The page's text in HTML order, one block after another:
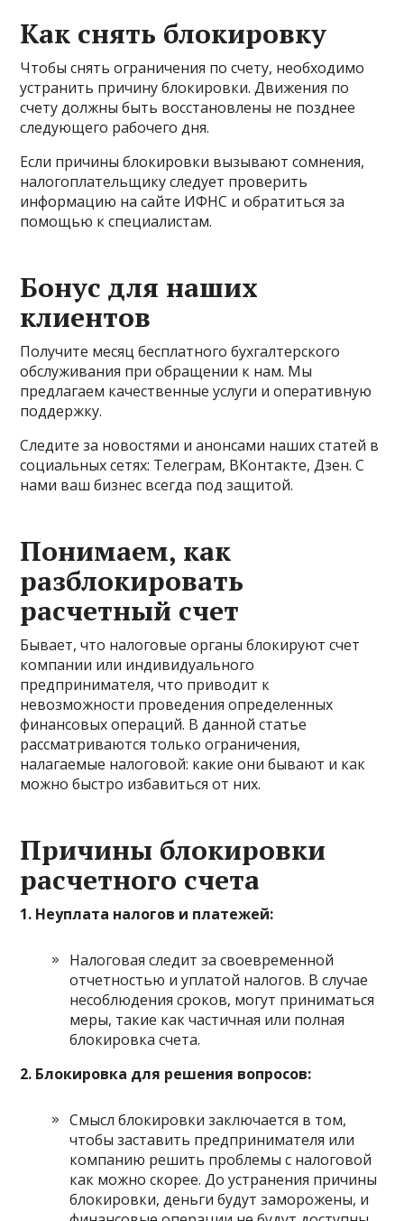
Как снять блокировку
Чтобы снять ограничения по счету, необходимо
устранить причину блокировки. Движения по
счету должны быть восстановлены не позднее
следующего рабочего дня.
Если причины блокировки вызывают сомнения,
налогоплательщику следует проверить
информацию на сайте ИФНС и обратиться за
помощью к специалистам.
Бонус для наших
клиентов
Получите месяц бесплатного бухгалтерского
обслуживания при обращении к нам. Мы
предлагаем качественные услуги и оперативную
поддержку.
Следите за новостями и анонсами наших статей в
социальных сетях: Телеграм, ВКонтакте, Дзен. С
нами ваш бизнес всегда под защитой.
Понимаем, как
разблокировать
расчетный счет
Бывает, что налоговые органы блокируют счет
компании или индивидуального
предпринимателя, что приводит к
невозможности проведения определенных
финансовых операций. В данной статье
рассматриваются только ограничения,
налагаемые налоговой: какие они бывают и как
можно быстро избавиться от них.
Причины блокировки
расчетного счета
1. Неуплата налогов и платежей:
Налоговая следит за своевременной
отчетностью и уплатой налогов. В случае
несоблюдения сроков, могут приниматься
меры, такие как частичная или полная
блокировка счета.
2. Блокировка для решения вопросов:
Смысл блокировки заключается в том,
чтобы заставить предпринимателя или
компанию решить проблемы с налоговой
как можно скорее. До устранения причины
блокировки, деньги будут заморожены, и